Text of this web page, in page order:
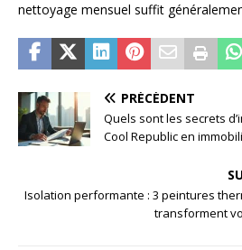
nettoyage mensuel suffit
PRÉCÉDENT
Quels sont les secrets
Cool Republic en
Isolation performante : 3 peintures
transforment